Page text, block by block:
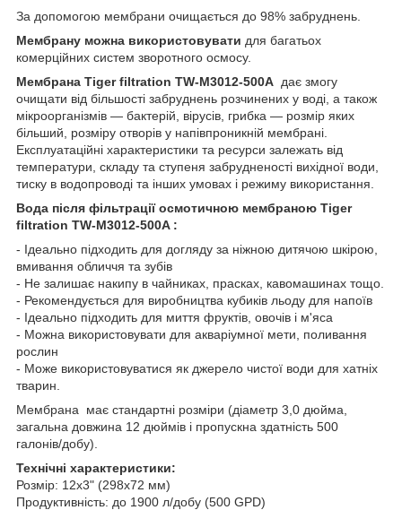
За допомогою мембрани очищається до 98% забруднень.
Мембрану можна використовувати для багатьох
комерційних систем зворотного осмосу.
Мембрана Tiger filtration TW-M3012-500A дає змогу
очищати від більшості забруднень розчинених у воді, а також
мікроорганізмів — бактерій, вірусів, грибка — розмір яких
більший, розміру отворів у напівпроникній мембрані.
Експлуатаційні характеристики та ресурси залежать від
температури, складу та ступеня забрудненості вихідної води,
тиску в водопроводі та інших умовах і режиму використання.
Вода після фільтрації осмотичною мембраною Tiger
filtration TW-M3012-500A :
- Ідеально підходить для догляду за ніжною дитячою шкірою,
вмивання обличчя та зубів
- Не залишає накипу в чайниках, прасках, кавомашинах тощо.
- Рекомендується для виробництва кубиків льоду для напоїв
- Ідеально підходить для миття фруктів, овочів і м'яса
- Можна використовувати для акваріумної мети, поливання
рослин
- Може використовуватися як джерело чистої води для хатніх
тварин.
Мембрана має стандартні розміри (діаметр 3,0 дюйма,
загальна довжина 12 дюймів і пропускна здатність 500
галонів/добу).
Технічні характеристики:
Розмір: 12х3" (298х72 мм)
Продуктивність: до 1900 л/добу (500 GPD)